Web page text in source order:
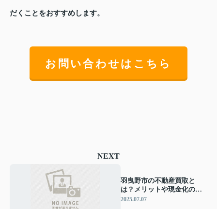
だくことをおすすめします。
お問い合わせはこちら
NEXT
羽曳野市の不動産買取と
は？メリットや現金化の流
れをご紹介
2025.07.07